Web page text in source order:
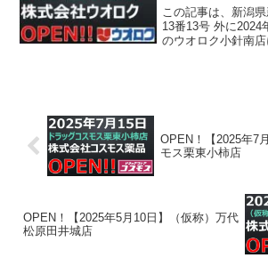
この記事は、新潟
13番13号 外に2024
のウオロク小針南店
OPEN！【2025年7
モス栗東小柿店
OPEN！【2025年5月10日】（仮称）万代
松原田井城店